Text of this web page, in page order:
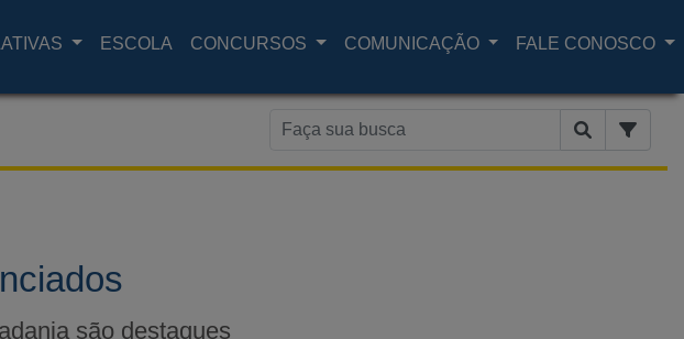
ESCOLA CONCURSOS COMUNICAÇÃO FALE CONOSCO
são destaques